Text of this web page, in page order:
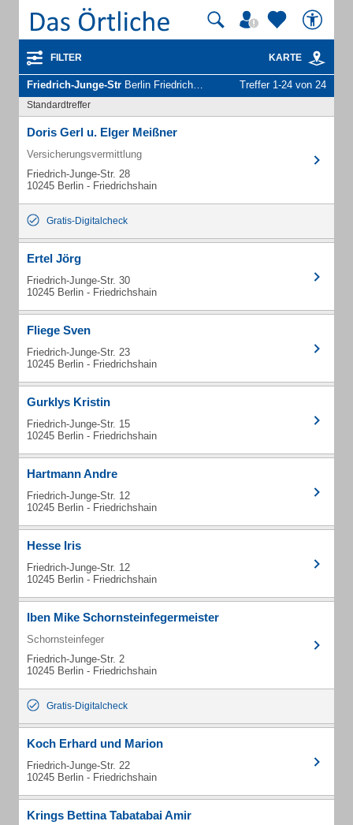
FILTER KARTE
Friedrich-Junge-Str Berlin Friedrichshain - Unternehmen und Personen Treffer 1-24 von 24
Standardtreffer
Doris Gerl u. Elger Meißner
Versicherungsvermittlung
Friedrich-Junge-Str. 28
10245 Berlin - Friedrichshain
Gratis-Digitalcheck
Ertel Jörg
Friedrich-Junge-Str. 30
10245 Berlin - Friedrichshain
Fliege Sven
Friedrich-Junge-Str. 23
10245 Berlin - Friedrichshain
Gurklys Kristin
Friedrich-Junge-Str. 15
10245 Berlin - Friedrichshain
Hartmann Andre
Friedrich-Junge-Str. 12
10245 Berlin - Friedrichshain
Hesse Iris
Friedrich-Junge-Str. 12
10245 Berlin - Friedrichshain
Iben Mike Schornsteinfegermeister
Schornsteinfeger
Friedrich-Junge-Str. 2
10245 Berlin - Friedrichshain
Gratis-Digitalcheck
Koch Erhard und Marion
Friedrich-Junge-Str. 22
10245 Berlin - Friedrichshain
Krings Bettina Tabatabai Amir